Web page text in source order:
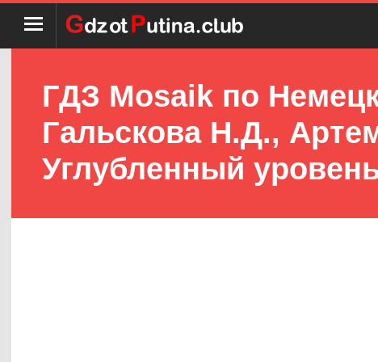
ГДЗ Mosaik по
Гальскова Н.Д.,
Углубленный